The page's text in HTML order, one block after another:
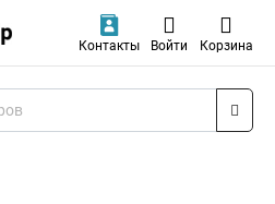
Контакты Войти Корзина